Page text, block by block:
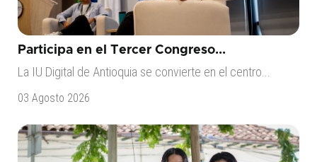
Participa en el Tercer Congreso...
La IU Digital de Antioquia se convierte en el centro...
03 Agosto 2026